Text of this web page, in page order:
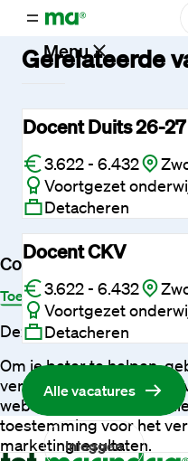
Menu
Vacatures
Werken
bij
Maandag®
Hulp
service
Inloggen
Cookies
ToestemmingDetailsOver
Deze website maakt
Om je beter te helpen,
vergelijkbare technieken
website-ervaring. We
toestemming voor het
marketingresultaten.
Gerelateerde
Docent Duits 26-27
3.622 - 6.432
Voortgezet
Detacheren
Docent CKV
3.622 - 6.432
Voortgezet
Detacheren
Alle vacatures